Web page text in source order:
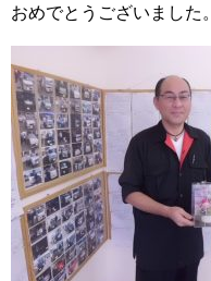
おめでとうございました。